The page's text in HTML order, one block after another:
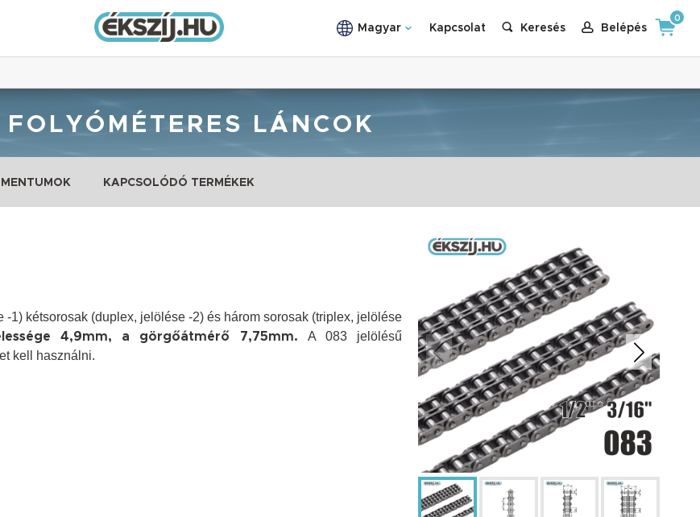
Magyar Kapcsolat Keresés Belépés
0
LÁNCOK
KAPCSOLÓDÓ TERMÉKEK
kétsorosak (duplex, jelölése -2) és három sorosak (triplex, jelölése
4,9mm, a görgőátmérő 7,75mm. A 083 jelölésű
kell használni.